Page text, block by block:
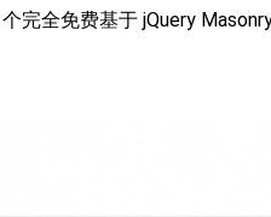
完全免费基于 jQuery